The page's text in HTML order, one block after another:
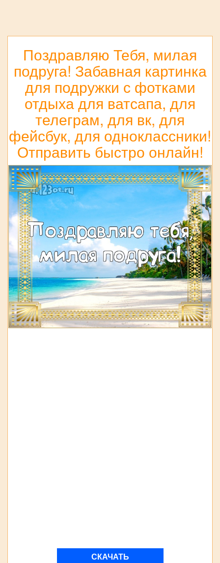
Поздравляю Тебя, милая
подруга! Забавная картинка
для подружки с фотками
отдыха для ватсапа, для
телеграм, для вк, для
фейсбук, для одноклассники!
Отправить быстро онлайн!
СКАЧАТЬ